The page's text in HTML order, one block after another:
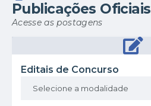
Publicações Oficiais
Acesse as postagens
Editais de Concurso